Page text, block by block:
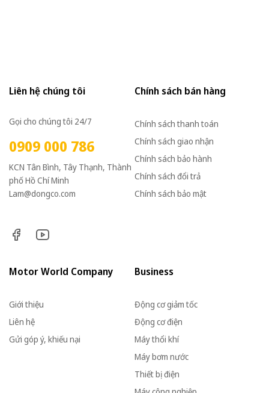
Liên hệ chúng tôi
Gọi cho chúng tôi 24/7
0909 000 786
KCN Tân Bình, Tây Thạnh, Thành
phố Hồ Chí Minh
Lam@dongco.com
Chính sách bán hàng
Chính sách thanh toán
Chính sách giao nhận
Chính sách bảo hành
Chính sách đổi trả
Chính sách bảo mật
Motor World Company
Giới thiệu
Liên hệ
Gửi góp ý, khiếu nại
Business
Động cơ giảm tốc
Động cơ điện
Máy thổi khí
Máy bơm nước
Thiết bị điện